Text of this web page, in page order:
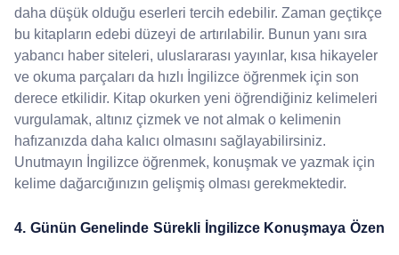
daha düşük olduğu eserleri tercih edebilir. Zaman geçtikçe
bu kitapların edebi düzeyi de artırılabilir. Bunun yanı sıra
yabancı haber siteleri, uluslararası yayınlar, kısa hikayeler
ve okuma parçaları da hızlı İngilizce öğrenmek için son
derece etkilidir. Kitap okurken yeni öğrendiğiniz kelimeleri
vurgulamak, altınız çizmek ve not almak o kelimenin
hafızanızda daha kalıcı olmasını sağlayabilirsiniz.
Unutmayın İngilizce öğrenmek, konuşmak ve yazmak için
kelime dağarcığınızın gelişmiş olması gerekmektedir.
4. Günün Genelinde Sürekli İngilizce Konuşmaya Özen